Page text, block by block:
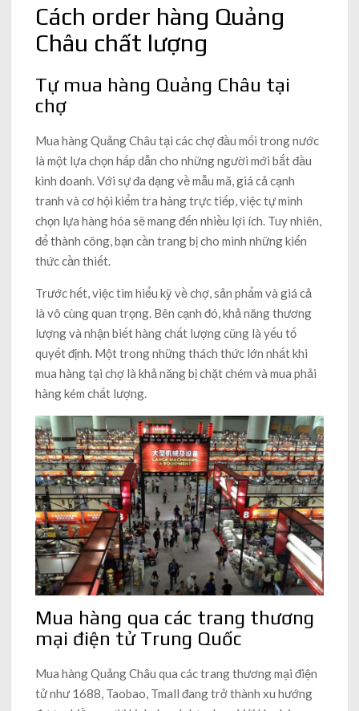
Cách order hàng Quảng
Châu chất lượng
Tự mua hàng Quảng Châu tại
chợ
Mua hàng Quảng Châu tại các chợ đầu mối trong nước
là một lựa chọn hấp dẫn cho những người mới bắt đầu
kinh doanh. Với sự đa dạng về mẫu mã, giá cả cạnh
tranh và cơ hội kiểm tra hàng trực tiếp, việc tự mình
chọn lựa hàng hóa sẽ mang đến nhiều lợi ích. Tuy nhiên,
để thành công, bạn cần trang bị cho mình những kiến
thức cần thiết.
Trước hết, việc tìm hiểu kỹ về chợ, sản phẩm và giá cả
là vô cùng quan trọng. Bên cạnh đó, khả năng thương
lượng và nhận biết hàng chất lượng cũng là yếu tố
quyết định. Một trong những thách thức lớn nhất khi
mua hàng tại chợ là khả năng bị chặt chém và mua phải
hàng kém chất lượng.
Mua hàng qua các trang thương
mại điện tử Trung Quốc
Mua hàng Quảng Châu qua các trang thương mại điện
tử như 1688, Taobao, Tmall đang trở thành xu hướng